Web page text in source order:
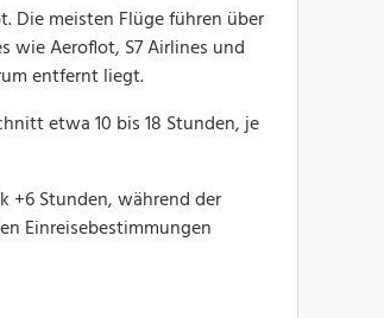
Die meisten Flüge führen über
wie Aeroflot, S7 Airlines und
entfernt liegt.
etwa 10 bis 18 Stunden, je
+6 Stunden, während der
Einreisebestimmungen